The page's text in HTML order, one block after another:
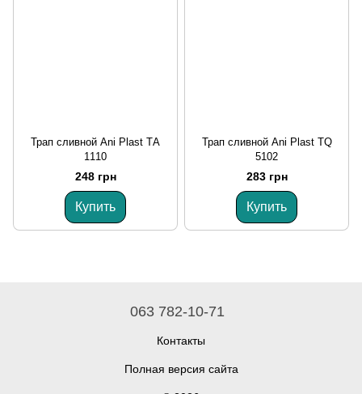
Трап сливной Ani Plast ТА
1110
248 грн
Купить
Трап сливной Ani Plast ТQ
5102
283 грн
Купить
063 782-10-71
Контакты
Полная версия сайта